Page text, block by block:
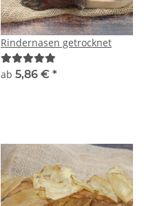
Rindernasen getrocknet
ab 5,86 € *